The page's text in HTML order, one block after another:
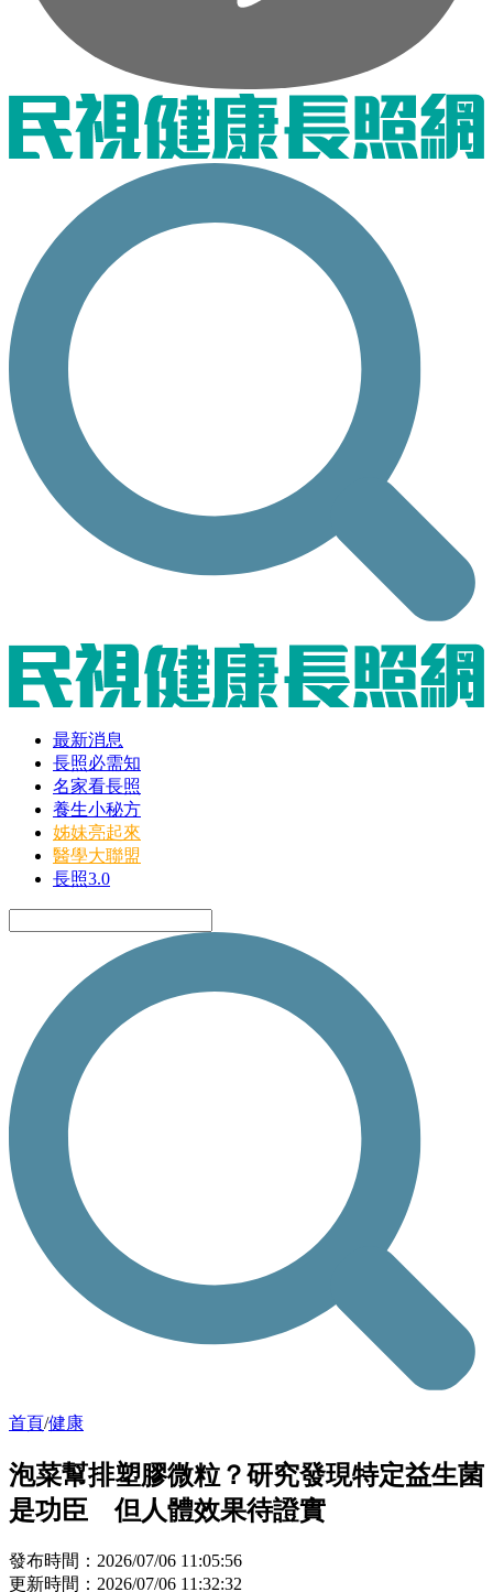
最新消息
長照必需知
名家看長照
養生小秘方
姊妹亮起來
醫學大聯盟
長照3.0
首頁/健康
泡菜幫排塑膠微粒？研究發現特定益生菌
是功臣 但人體效果待證實
發布時間：2026/07/06 11:05:56
更新時間：2026/07/06 11:32:32